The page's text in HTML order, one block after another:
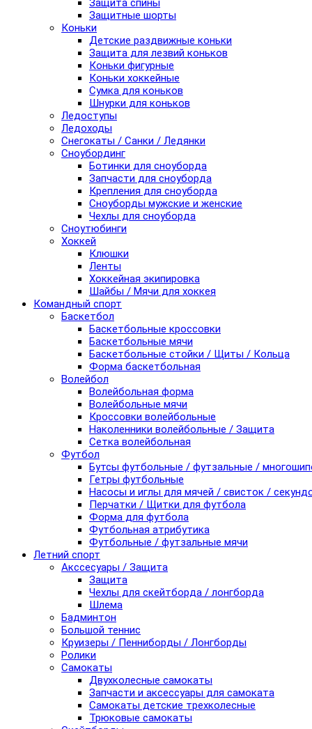
Защита спины
Защитные шорты
Коньки
Детские раздвижные коньки
Защита для лезвий коньков
Коньки фигурные
Коньки хоккейные
Сумка для коньков
Шнурки для коньков
Ледоступы
Ледоходы
Снегокаты / Санки / Ледянки
Сноубординг
Ботинки для сноуборда
Запчасти для сноуборда
Крепления для сноуборда
Сноуборды мужские и женские
Чехлы для сноуборда
Сноутюбинги
Хоккей
Клюшки
Ленты
Хоккейная экипировка
Шайбы / Мячи для хоккея
Командный спорт
Баскетбол
Баскетбольные кроссовки
Баскетбольные мячи
Баскетбольные стойки / Щиты / Кольца
Форма баскетбольная
Волейбол
Волейбольная форма
Волейбольные мячи
Кроссовки волейбольные
Наколенники волейбольные / Защита
Сетка волейбольная
Футбол
Бутсы футбольные / футзальные /
Гетры футбольные
Насосы и иглы для мячей / свисток /
Перчатки / Щитки для футбола
Форма для футбола
Футбольная атрибутика
Футбольные / футзальные мячи
Летний спорт
Акссесуары / Защита
Защита
Чехлы для скейтборда / лонгборда
Шлема
Бадминтон
Большой теннис
Круизеры / Пенниборды / Лонгборды
Ролики
Самокаты
Двухколесные самокаты
Запчасти и аксессуары для самоката
Самокаты детские трехколесные
Трюковые самокаты